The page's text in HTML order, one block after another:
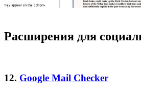
Расширения для
12. Google Mail Checker